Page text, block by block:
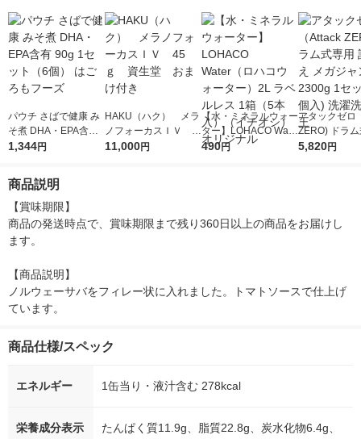
パウチ さばで健康 み
そ煮 DHA・EPA含有
90g 1セット（6個）
1,344円
HAKU（ハク） メラ
ノフォーカスＩＶ 4
5ｇ 資生堂 おまけ
11,000円
【水・ミネラルウォー
ター】LOHACO Wate
r（ロハコウォータ
490円
アタックゼロ
ZERO) ドラ
詰め替え メガ
5,820円
商品説明
【賞味期限】
商品の発送時点で、賞味期限まで残り360日以上の商品をお届けし
ます。
【商品説明】
ノルウェーサバをフィレー状に入れました。トマトソースで仕上げ
ています。
商品仕様/スペック
エネルギー 1缶当り・液汁含む 278kcal
栄養成分表示
たんぱく質11.9g、脂質22.8g、炭水化物6.4g、